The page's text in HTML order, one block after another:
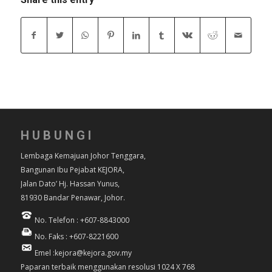
HUBUNGI
Lembaga Kemajuan Johor Tenggara,
Bangunan Ibu Pejabat KEJORA,
Jalan Dato’ Hj. Hassan Yunus,
81930 Bandar Penawar, Johor.
No. Telefon : +607-8843000
No. Faks : +607-8221600
Emel :kejora@kejora.gov.my
Paparan terbaik menggunakan resolusi 1024 X 768